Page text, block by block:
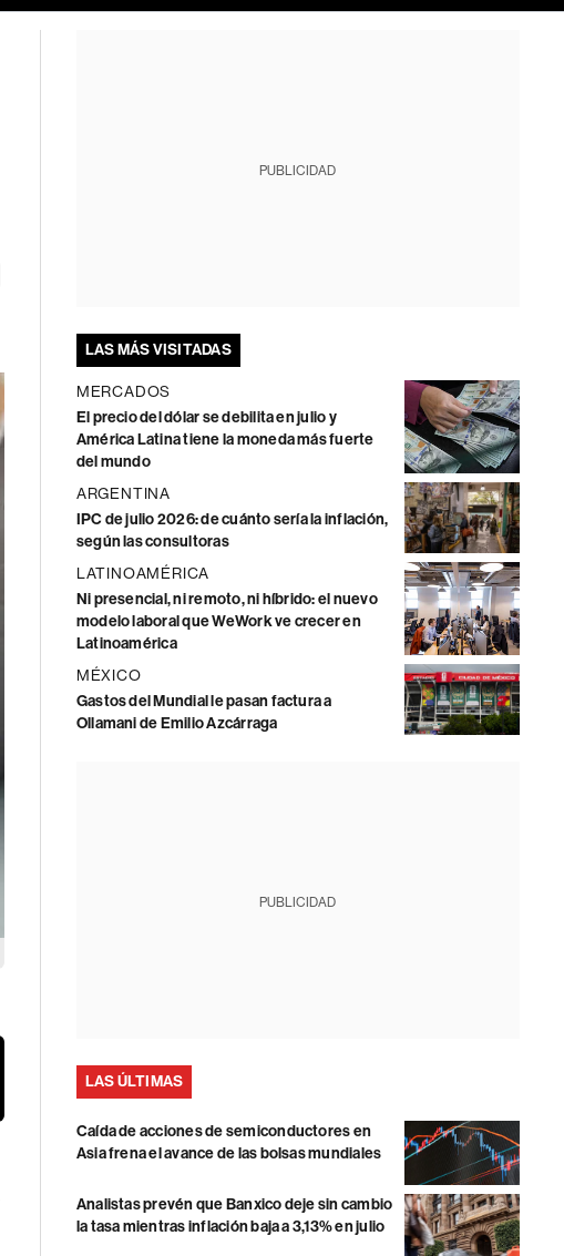
PUBLICIDAD
LAS MÁS VISITADAS
MERCADOS
El precio del dólar se debilita en julio y
América Latina tiene la moneda más fuerte
del mundo
ARGENTINA
IPC de julio 2026: de cuánto sería la inflación,
según las consultoras
LATINOAMÉRICA
Ni presencial, ni remoto, ni híbrido: el nuevo
modelo laboral que WeWork ve crecer en
Latinoamérica
MÉXICO
Gastos del Mundial le pasan factura a
Ollamani de Emilio Azcárraga
PUBLICIDAD
LAS ÚLTIMAS
Caída de acciones de semiconductores en
Asia frena el avance de las bolsas mundiales
Analistas prevén que Banxico deje sin cambio
la tasa mientras inflación baja a 3,13% en julio